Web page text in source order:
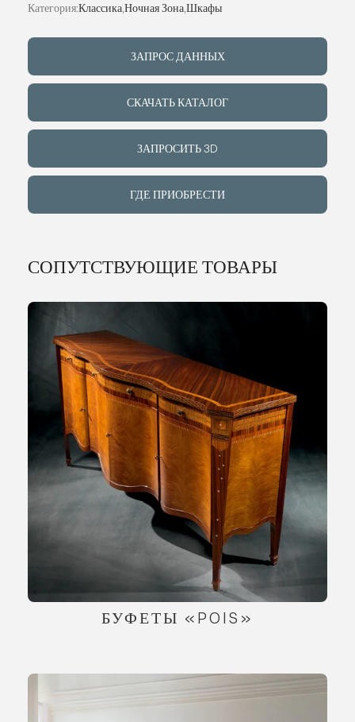
СОБЫТИЯ
КОНТАКТЫ
Категория:Классика,Ночная Зона,Шкафы
ЗАПРОС ДАННЫХ
СКАЧАТЬ КАТАЛОГ
ЗАПРОСИТЬ 3D
ГДЕ ПРИОБРЕСТИ
СОПУТСТВУЮЩИЕ ТОВАРЫ
БУФЕТЫ «POIS»